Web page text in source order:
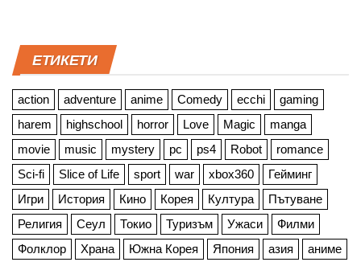
ЕТИКЕТИ
action adventure anime Comedy ecchi
gaming
harem
highschool horror Love Magic
manga
movie
music mystery pc ps4 Robot
romance
Sci-fi
Slice of Life sport war xbox360
Гейминг
Игри
История Кино Корея Култура
Пътуване
Религия
Сеул Токио Туризъм Ужаси
Филми
Фолклор
Храна Южна Корея Япония азия аниме